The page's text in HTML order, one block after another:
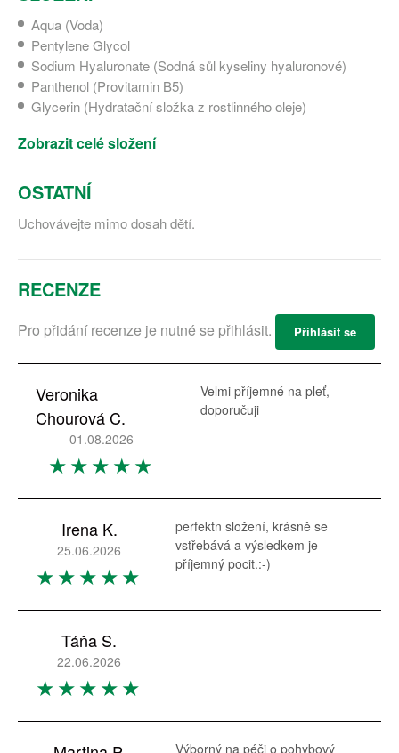
Aqua (Voda)
Pentylene Glycol
Sodium Hyaluronate (Sodná sůl kyseliny hyaluronové)
Panthenol (Provitamin B5)
Glycerin (Hydratační složka z rostlinného oleje)
Zobrazit celé složení
OSTATNÍ
Uchovávejte mimo dosah dětí.
RECENZE
Pro přidání recenze je nutné se přihlásit. Přihlásit se
Veronika
Chourová C.
01.08.2026
Velmi příjemné na pleť,
doporučuji
Irena K.
25.06.2026
perfektn složení, krásně se
vstřebává a výsledkem je
příjemný pocit.:-)
Táňa S.
22.06.2026
Výborný na péči o pohybový